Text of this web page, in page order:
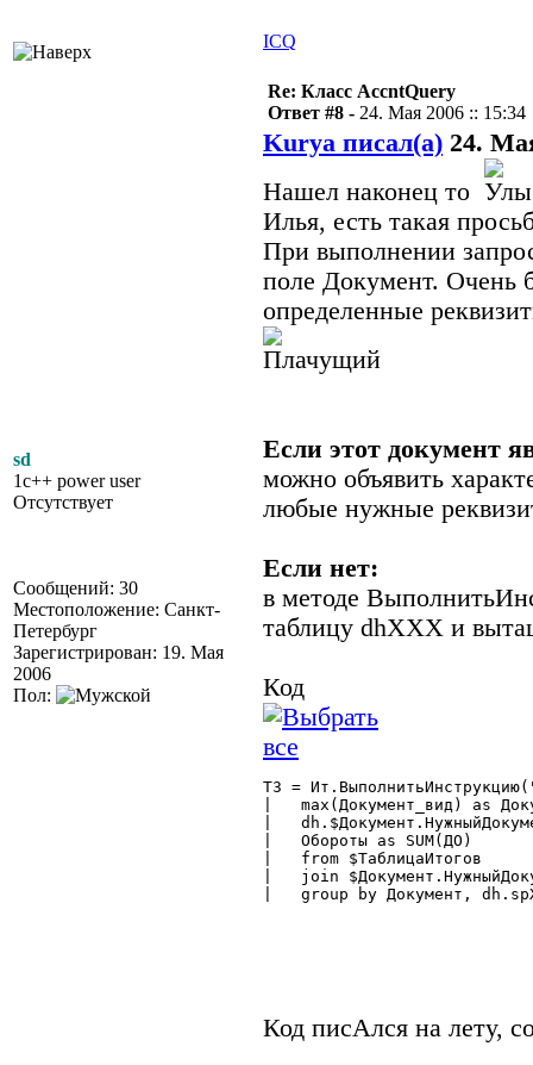
ICQ
sd
1c++ power user
Отсутствует
Сообщений: 30
Местоположение: Санкт-
Петербург
Зарегистрирован: 19. Мая
2006
Пол:
Re: Класс AccntQuery
Ответ #8 - 24. Мая 2006 :: 15:34
Kurya писал(а) 24.
Нашел наконец то
Илья, есть такая
При выполнении
поле Документ. Очень
определенные
Если этот документ
можно объявить
любые нужные
Если нет:
в методе
таблицу dhXXX и
Код
ТЗ =
|   max(Документ_вид) as
|
|   Обороты as SUM(ДО)
|   from $ТаблицаИтогов
|   join
|   group by Документ,
Код писАлся на лету,